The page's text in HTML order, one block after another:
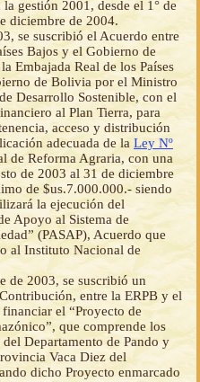
gestión 2001, desde el 1° de
diciembre de 2004.
se suscribió el Acuerdo entre
Bajos y el Gobierno de
Embajada Real de los Países
de Bolivia por el Ministro
Desarrollo Sostenible, con el
al Plan Tierra, para
acceso y distribución
adecuada de la Ley Nº
de Reforma Agraria, con una
de 2003 al 31 de diciembre
de $us.7.000.000.- siendo
la ejecución del
Apoyo al Sistema de
(PASAP), Acuerdo que
al Instituto Nacional de
de 2003, se suscribió un
entre la ERPB y el
el “Proyecto de
que comprende los
Departamento de Pando y
Vaca Diez del
dicho Proyecto enmarcado